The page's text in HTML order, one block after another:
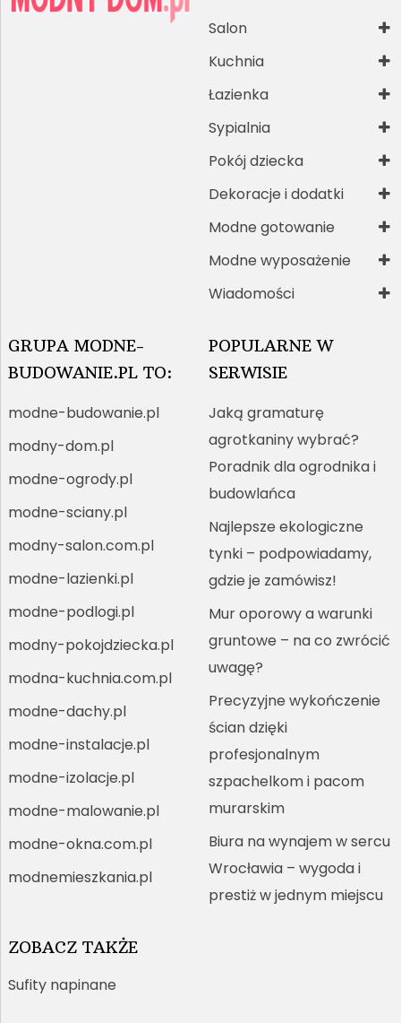
Salon
Kuchnia
Łazienka
Sypialnia
Pokój dziecka
Dekoracje i dodatki
Modne gotowanie
Modne wyposażenie
Wiadomości
GRUPA MODNE-
BUDOWANIE.PL TO:
modne-budowanie.pl
modny-dom.pl
modne-ogrody.pl
modne-sciany.pl
modny-salon.com.pl
modne-lazienki.pl
modne-podlogi.pl
modny-pokojdziecka.pl
modna-kuchnia.com.pl
modne-dachy.pl
modne-instalacje.pl
modne-izolacje.pl
modne-malowanie.pl
modne-okna.com.pl
modnemieszkania.pl
POPULARNE W
SERWISIE
Jaką gramaturę
agrotkaniny wybrać?
Poradnik dla ogrodnika i
budowlańca
Najlepsze ekologiczne
tynki – podpowiadamy,
gdzie je zamówisz!
Mur oporowy a warunki
gruntowe – na co zwrócić
uwagę?
Precyzyjne wykończenie
ścian dzięki
profesjonalnym
szpachelkom i pacom
murarskim
Biura na wynajem w sercu
Wrocławia – wygoda i
prestiż w jednym miejscu
ZOBACZ TAKŻE
Sufity napinane